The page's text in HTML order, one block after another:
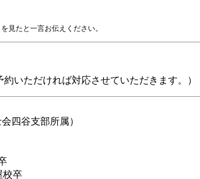
見たと一言お伝えください。
いただければ対応させていただきます。）
四谷支部所属）
校卒